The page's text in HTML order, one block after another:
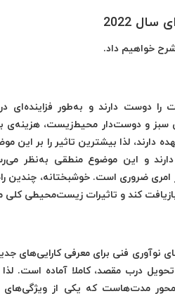
2022
و دوست‌دار محیط‌زیست، هزینه‌ی
را برعهده دارند، لذا بیشترین تاثیر را
و این موضوع منطقی به‌نظر
امری ضروری است. خوشبختانه، چندین
کند و تاثیرات زیست‌محیطی
فنی برای معرفی کارایی‌های
تحویل درب مقصد، کاملا آماده
مدت‌هاست که یکی از ویژگی‌های